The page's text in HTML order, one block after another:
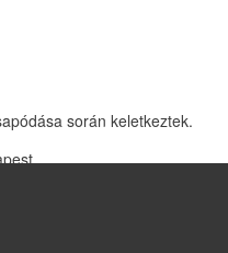
során keletkeztek.